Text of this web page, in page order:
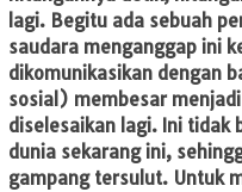
lagi. Begitu ada sebuah
saudara menganggap ini
dikomunikasikan dengan
sosial) membesar
diselesaikan lagi. Ini tidak
dunia sekarang ini,
gampang tersulut. Untuk